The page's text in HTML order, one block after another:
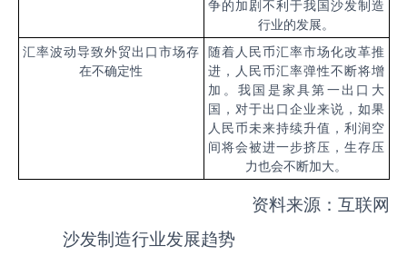
争的加剧不利于我国沙发制造
行业的发展。
汇率波动导致外贸出口市场存
在不确定性
随着人民币汇率市场化改革推
进，人民币汇率弹性不断将增
加。我国是家具第一出口大
国，对于出口企业来说，如果
人民币未来持续升值，利润空
间将会被进一步挤压，生存压
力也会不断加大。
资料来源：互联网
沙发制造行业发展趋势